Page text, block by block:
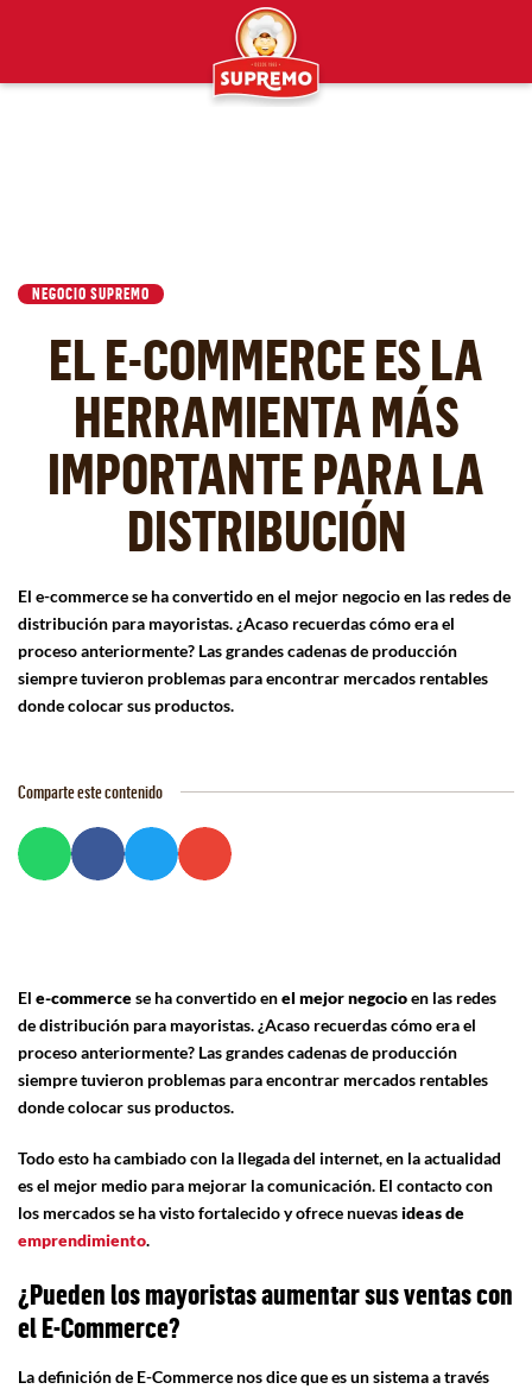
NEGOCIO SUPREMO
EL E-COMMERCE ES LA
HERRAMIENTA MÁS
IMPORTANTE PARA LA
DISTRIBUCIÓN
El e-commerce se ha convertido en el mejor negocio en las redes de
distribución para mayoristas. ¿Acaso recuerdas cómo era el
proceso anteriormente? Las grandes cadenas de producción
siempre tuvieron problemas para encontrar mercados rentables
donde colocar sus productos.
Comparte este contenido
El e-commercese ha convertido enel mejor negocioen las redes
de distribución para mayoristas. ¿Acaso recuerdas cómo era el
proceso anteriormente? Las grandes cadenas de producción
siempre tuvieron problemas para encontrar mercados rentables
donde colocar sus productos.
Todo esto ha cambiado con la llegada del internet, en la actualidad
es el mejor medio para mejorar la comunicación. El contacto con
los mercados se ha visto fortalecido y ofrece nuevasideas de
emprendimiento.
¿Pueden los mayoristas aumentar sus ventas con
el E-Commerce?
La definición de E-Commerce nos dice que es un sistema a través